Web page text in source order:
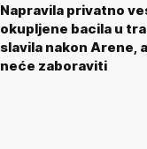
Napravila privatno
okupljene bacila u
slavila nakon Arene,
neće zaboraviti